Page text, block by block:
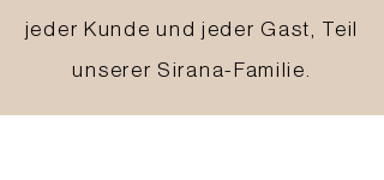
jeder Kunde und jeder Gast, Teil
unserer Sirana-Familie.